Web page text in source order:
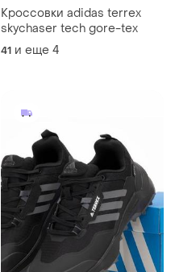
Кроссовки adidas terrex
skychaser tech gore-tex
41 и еще 4